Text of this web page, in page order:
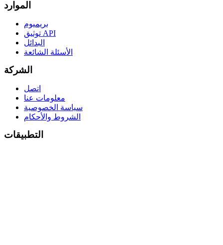
الموارد
بريميوم
توثيق API
البدائل
الأسئلة الشائعة
الشركة
اتصل
معلومات عنا
سياسة الخصوصية
الشروط والأحكام
التطبيقات